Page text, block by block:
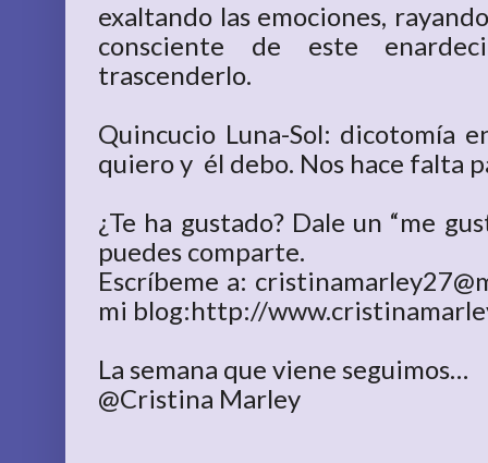
exaltando las emociones,
consciente de este
trascenderlo.
Quincucio Luna-Sol: dicotomía
quiero y él debo. Nos hace falta
¿Te ha gustado? Dale un “me
puedes comparte.
Escríbeme a:
mi blog:http://
La semana que viene seguimos…
@Cristina Marley